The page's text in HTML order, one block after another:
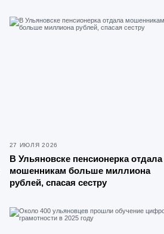
27 ИЮЛЯ 2026
В Ульяновске пенсионерка отдала
мошенникам больше миллиона
рублей, спасая сестру